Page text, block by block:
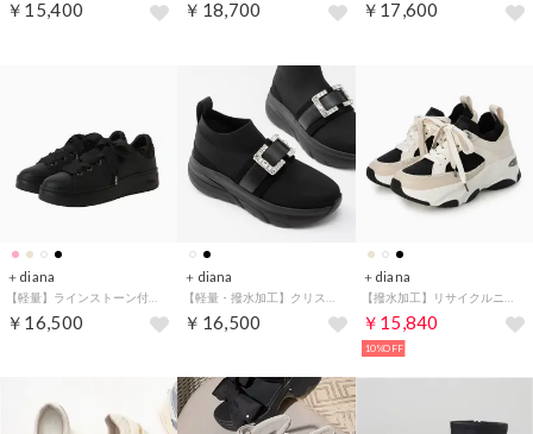
￥15,400 ￥18,700 ￥17,600
＋diana
【軽量】ラインストーン付きリボンスニーカー （黒人工スムース）
￥16,500
＋diana
【軽量・撥水加工】クリスタルバックル ニットソックススニーカー （黒生地）
￥16,500
＋diana
【撥水加工】リサイクルニットコンビスニーカー （ベージュ人工スムース）
￥15,840
10%OFF